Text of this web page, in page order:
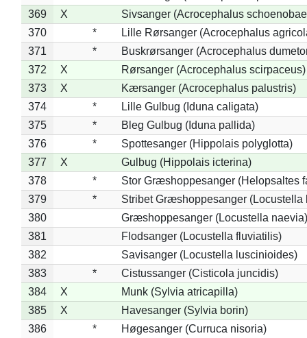
369
X
Sivsanger (Acrocephalus
370
*
Lille Rørsanger (Acrocephalus
371
*
Buskrørsanger (Acrocephalus
372
X
Rørsanger (Acrocephalus scirpaceus)
373
X
Kærsanger (Acrocephalus palustris)
374
*
Lille Gulbug (Iduna caligata)
375
*
Bleg Gulbug (Iduna pallida)
376
*
Spottesanger (Hippolais polyglotta)
377
X
Gulbug (Hippolais icterina)
378
*
Stor Græshoppesanger (Helopsaltes
379
*
Stribet Græshoppesanger (Locustella
380
Græshoppesanger (Locustella naevia)
381
Flodsanger (Locustella fluviatilis)
382
Savisanger (Locustella luscinioides)
383
*
Cistussanger (Cisticola juncidis)
384
X
Munk (Sylvia atricapilla)
385
X
Havesanger (Sylvia borin)
386
*
Høgesanger (Curruca nisoria)